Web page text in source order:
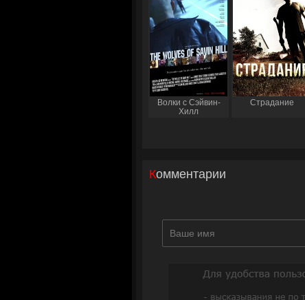
Волки с Сэйвин-
Хилл
Страдание
Комментарии